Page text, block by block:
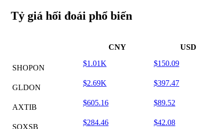
Tỷ giá hối đoái phổ biến
CNY USD
SHOPON
$1.01K $150.09
GLDON
$2.69K $397.47
AXTIB
$605.16 $89.52
SOXSB
$284.46 $42.08